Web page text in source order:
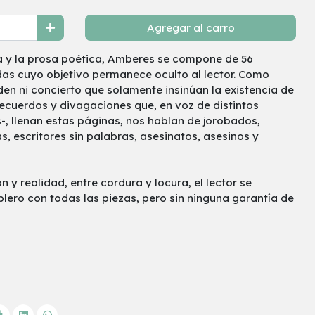
Agregar al carro
la prosa poética, Amberes se compone de 56
cuyo objetivo permanece oculto al lector. Como
ni concierto que solamente insinúan la existencia de
y divagaciones que, en voz de distintos
llenan estas páginas, nos hablan de jorobados,
escritores sin palabras, asesinatos, asesinos y
y realidad, entre cordura y locura, el lector se
con todas las piezas, pero sin ninguna garantía de